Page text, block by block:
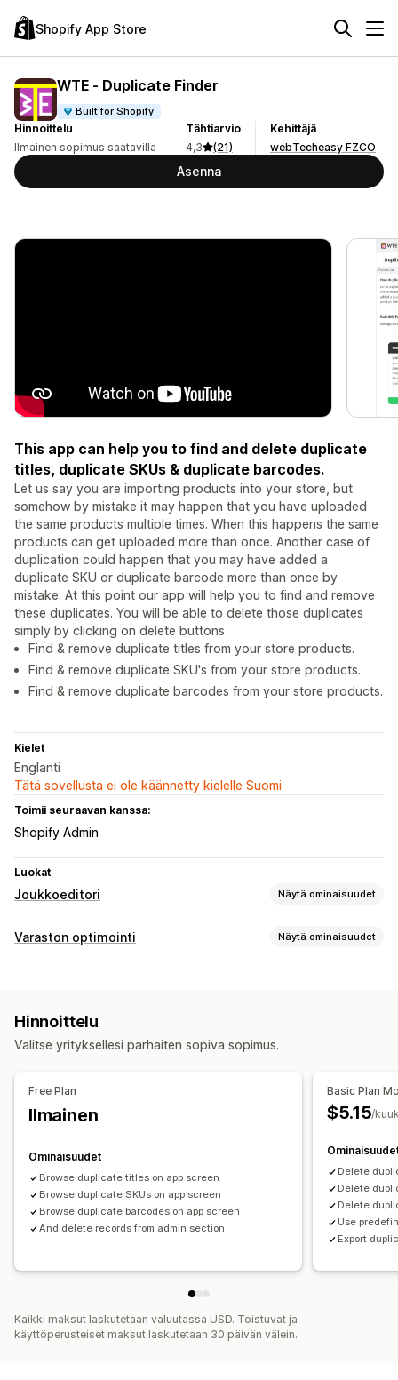
Shopify App Store
WTE ‑ Duplicate Finder
Built for Shopify
Hinnoittelu
Ilmainen sopimus saatavilla
Tähtiarvio
4,3
(21)
Kehittäjä
webTecheasy FZCO
Asenna
This app can help you to find and delete duplicate
titles, duplicate SKUs & duplicate barcodes.
Let us say you are importing products into your store, but
somehow by mistake it may happen that you have uploaded
the same products multiple times. When this happens the same
products can get uploaded more than once. Another case of
duplication could happen that you may have added a
duplicate SKU or duplicate barcode more than once by
mistake. At this point our app will help you to find and remove
these duplicates. You will be able to delete those duplicates
simply by clicking on delete buttons
Find & remove duplicate titles from your store products.
Find & remove duplicate SKU's from your store products.
Find & remove duplicate barcodes from your store products.
Kielet
Englanti
Tätä sovellusta ei ole käännetty kielelle Suomi
Toimii seuraavan kanssa:
Shopify Admin
Luokat
Joukkoeditori Näytä ominaisuudet
Muokattavat resurssit
Joukkopoistaminen
Varaston optimointi Näytä ominaisuudet
Hinnoittelu
Valitse yrityksellesi parhaiten sopiva sopimus.
Free Plan
Ilmainen
Ominaisuudet
Browse duplicate titles on app screen
Browse duplicate SKUs on app screen
Browse duplicate barcodes on app screen
And delete records from admin section
Basic Plan
$5.15/
Delete
Delete
Delete
Use
Export
Kaikki maksut laskutetaan valuutassa USD. Toistuvat ja
käyttöperusteiset maksut laskutetaan 30 päivän välein.